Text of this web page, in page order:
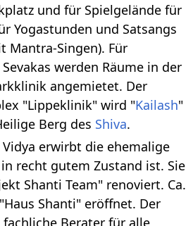
und für Spielgelände für
Yogastunden und Satsangs
Mantra-Singen). Für
werden Räume in der
angemietet. Der
"Lippeklinik" wird "Kailash"
Berg des Shiva.
Vidya erwirbt die ehemalige
recht gutem Zustand ist. Sie
Shanti Team" renoviert. Ca.
Shanti" eröffnet. Der
Berater für alle